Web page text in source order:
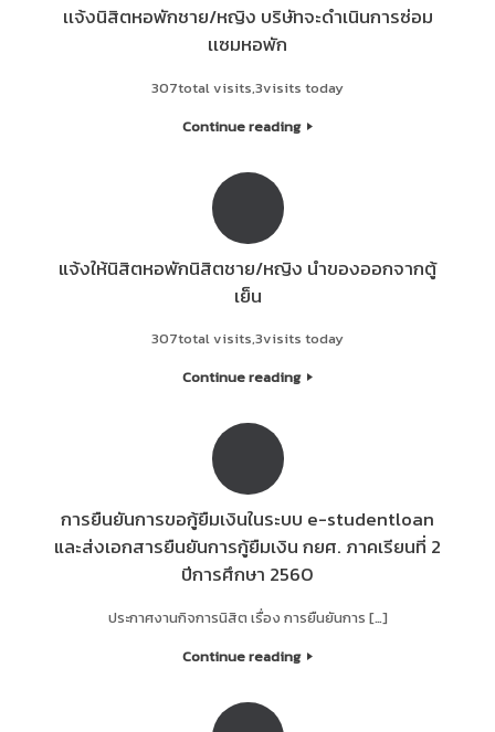
เเจ้งนิสิตหอพักชาย/หญิง บริษัทจะดำเนินการซ่อม
เเซมหอพัก
307total visits,3visits today
Continue reading
แจ้งให้นิสิตหอพักนิสิตชาย/หญิง นำของออกจากตู้
เย็น
307total visits,3visits today
Continue reading
การยืนยันการขอกู้ยืมเงินในระบบ e-studentloan
และส่งเอกสารยืนยันการกู้ยืมเงิน กยศ. ภาคเรียนที่ 2
ปีการศึกษา 2560
ประกาศงานกิจการนิสิต เรื่อง การยืนยันการ […]
Continue reading